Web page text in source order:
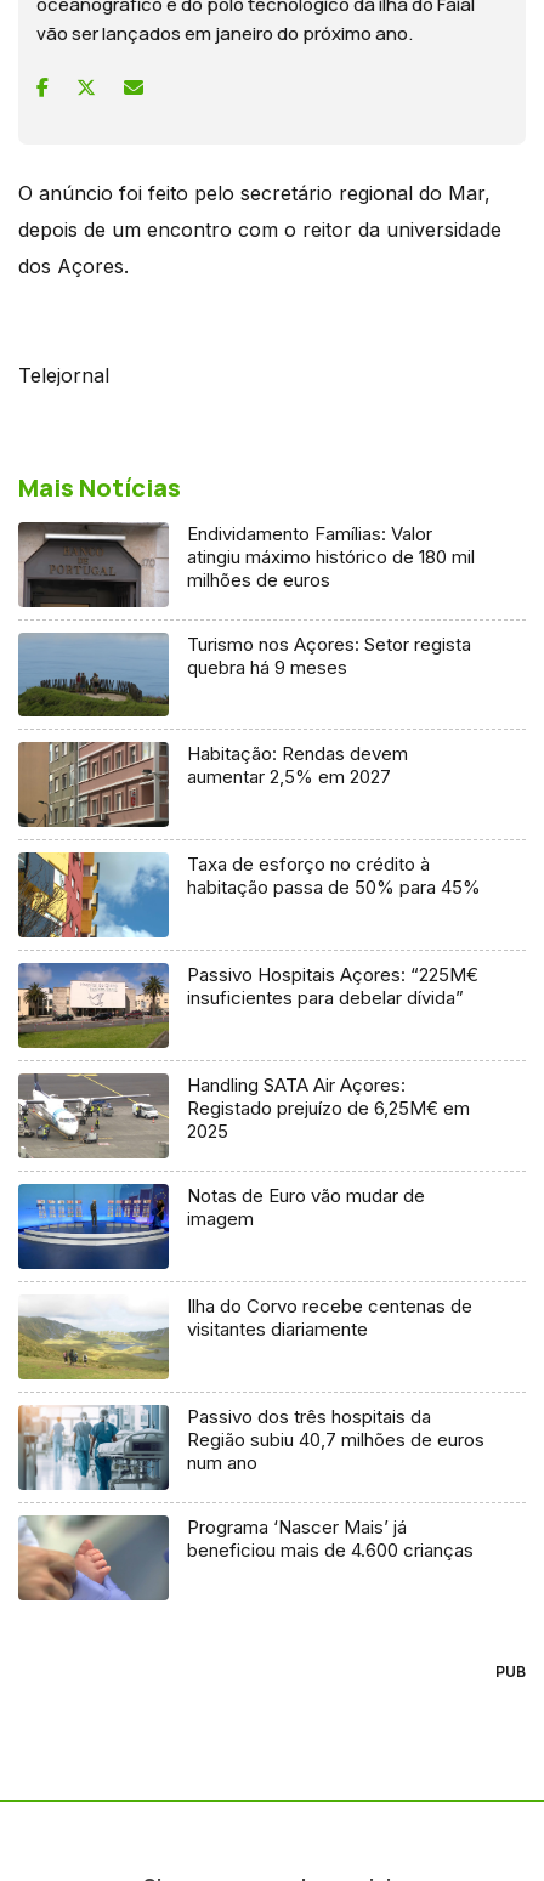
vão ser lançados em janeiro do próximo ano.
O anúncio foi feito pelo secretário regional do Mar,
depois de um encontro com o reitor da universidade
dos Açores.
Telejornal
Mais Notícias
Endividamento Famílias: Valor
atingiu máximo histórico de 180 mil
milhões de euros
Turismo nos Açores: Setor regista
quebra há 9 meses
Habitação: Rendas devem
aumentar 2,5% em 2027
Taxa de esforço no crédito à
habitação passa de 50% para 45%
Passivo Hospitais Açores: “225M€
insuficientes para debelar dívida”
Handling SATA Air Açores:
Registado prejuízo de 6,25M€ em
2025
Notas de Euro vão mudar de
imagem
Ilha do Corvo recebe centenas de
visitantes diariamente
Passivo dos três hospitais da
Região subiu 40,7 milhões de euros
num ano
Programa ‘Nascer Mais’ já
beneficiou mais de 4.600 crianças
PUB